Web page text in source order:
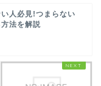
人必見!つまらない
法を解説